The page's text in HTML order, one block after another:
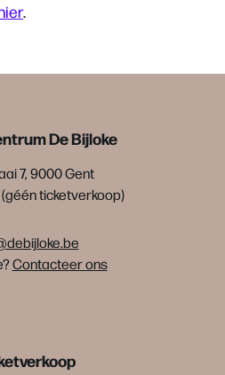
.
De Bijloke
7, 9000 Gent
(géén ticketverkoop)
Contacteer ons